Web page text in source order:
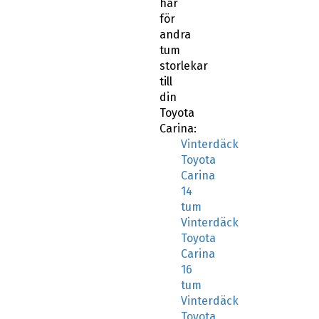
här
för
andra
tum
storlekar
till
din
Toyota
Carina:
Vinterdäck
Toyota
Carina
14
tum
Vinterdäck
Toyota
Carina
16
tum
Vinterdäck
Toyota